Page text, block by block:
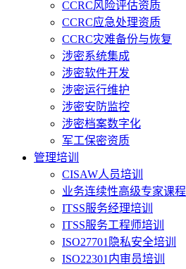
CCRC风险评估资质
CCRC应急处理资质
CCRC灾难备份与恢复
涉密系统集成
涉密软件开发
涉密运行维护
涉密安防监控
涉密档案数字化
军工保密资质
管理培训
CISAW人员培训
业务连续性高级专家课程
ITSS服务经理培训
ITSS服务工程师培训
ISO27701隐私安全培训
ISO22301内审员培训